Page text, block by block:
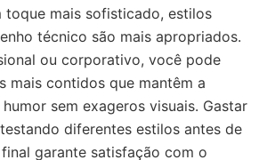
toque mais sofisticado, estilos
técnico são mais apropriados.
ou corporativo, você pode
mais contidos que mantêm a
sem exageros visuais. Gastar
diferentes estilos antes de
garante satisfação com o